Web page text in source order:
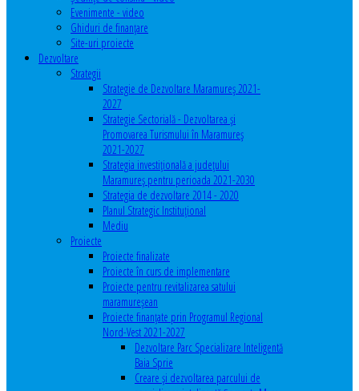
Evenimente - video
Ghiduri de finanţare
Site-uri proiecte
Dezvoltare
Strategii
Strategie de Dezvoltare Maramureș 2021-
2027
Strategie Sectorială - Dezvoltarea și
Promovarea Turismului în Maramureș
2021-2027
Strategia investiţională a județului
Maramureș pentru perioada 2021-2030
Strategia de dezvoltare 2014 - 2020
Planul Strategic Instituţional
Mediu
Proiecte
Proiecte finalizate
Proiecte în curs de implementare
Proiecte pentru revitalizarea satului
maramureşean
Proiecte finanțate prin Programul Regional
Nord-Vest 2021-2027
Dezvoltare Parc Specializare Inteligentă
Baia Sprie
Creare și dezvoltarea parcului de